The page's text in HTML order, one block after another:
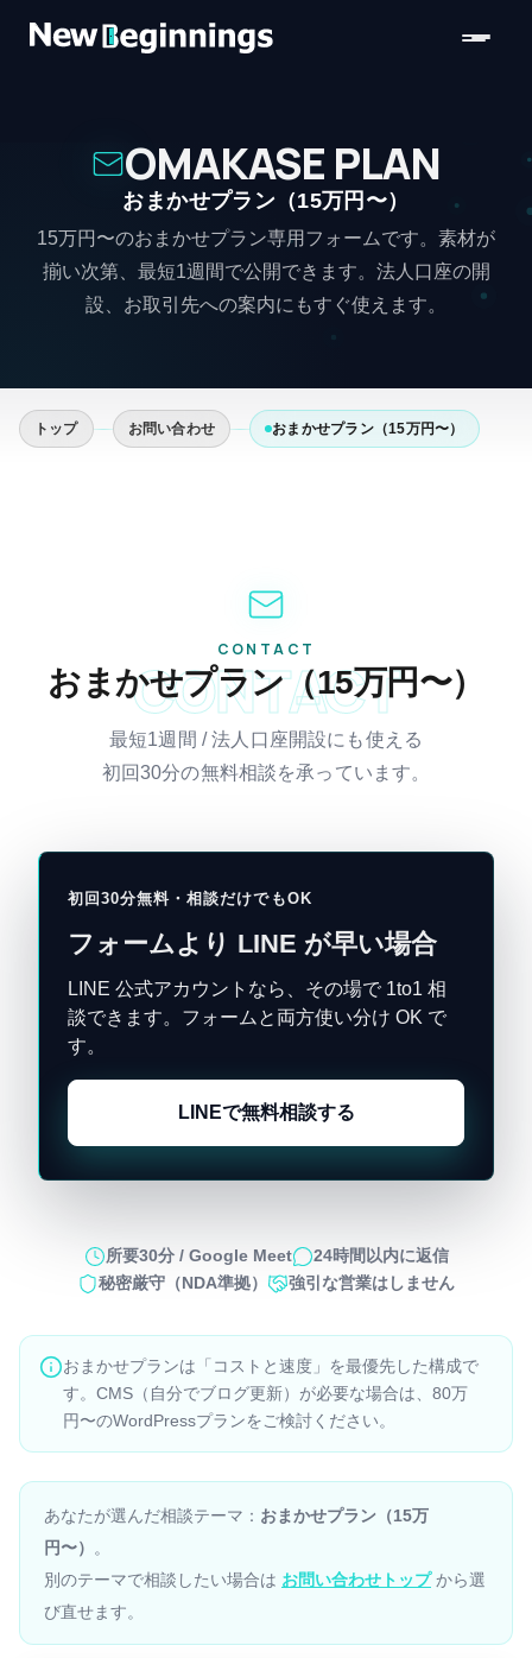
OMAKASE PLAN
おまかせプラン（15万円〜）
15万円〜のおまかせプラン専用フォームです。素材が
揃い次第、最短1週間で公開できます。法人口座の開
設、お取引先への案内にもすぐ使えます。
トップ お問い合わせ おまかせプラン（15万円〜）
CONTACT
CONTACT
おまかせプラン（15万円〜）
最短1週間 / 法人口座開設にも使える
初回30分の無料相談を承っています。
初回30分無料・相談だけでもOK
フォームより LINE が早い場合
LINE 公式アカウントなら、その場で 1to1 相
談できます。フォームと両方使い分け OK で
す。
LINEで無料相談する
所要30分 / Google Meet
24時間以内に返信
秘密厳守（NDA準拠）
強引な営業はしません
おまかせプランは「コストと速度」を最優先した構成で
す。CMS（自分でブログ更新）が必要な場合は、80万
円〜のWordPressプランをご検討ください。
あなたが選んだ相談テーマ： おまかせプラン（15万
円〜）
。
別のテーマで相談したい場合は お問い合わせトップから選
び直せます。